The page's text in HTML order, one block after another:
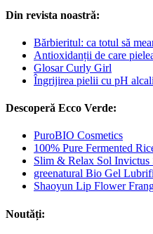
Din revista noastră:
Bărbieritul: ca totul să
Antioxidanții de care
Glosar Curly Girl
Îngrijirea pielii cu pH
Descoperă Ecco Verde:
PuroBIO Cosmetics
100% Pure Fermented
Slim & Relax Sol
greenatural Bio Gel
Shaoyun Lip Flower
Noutăți: